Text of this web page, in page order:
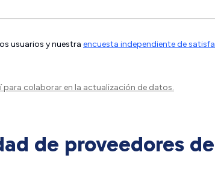
usuarios y nuestra encuesta independiente de
para colaborar en la actualización de datos.
de proveedores de